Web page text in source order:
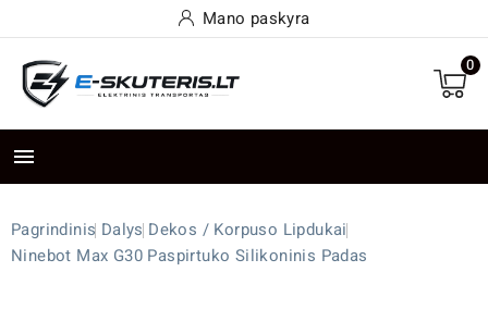
Mano paskyra
0

Pagrindinis Dalys Dekos / Korpuso Lipdukai
Ninebot Max G30 Paspirtuko Silikoninis Padas